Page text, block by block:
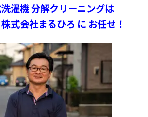
洗濯機 分解クリーニングは
式会社まるひろ に お任せ！